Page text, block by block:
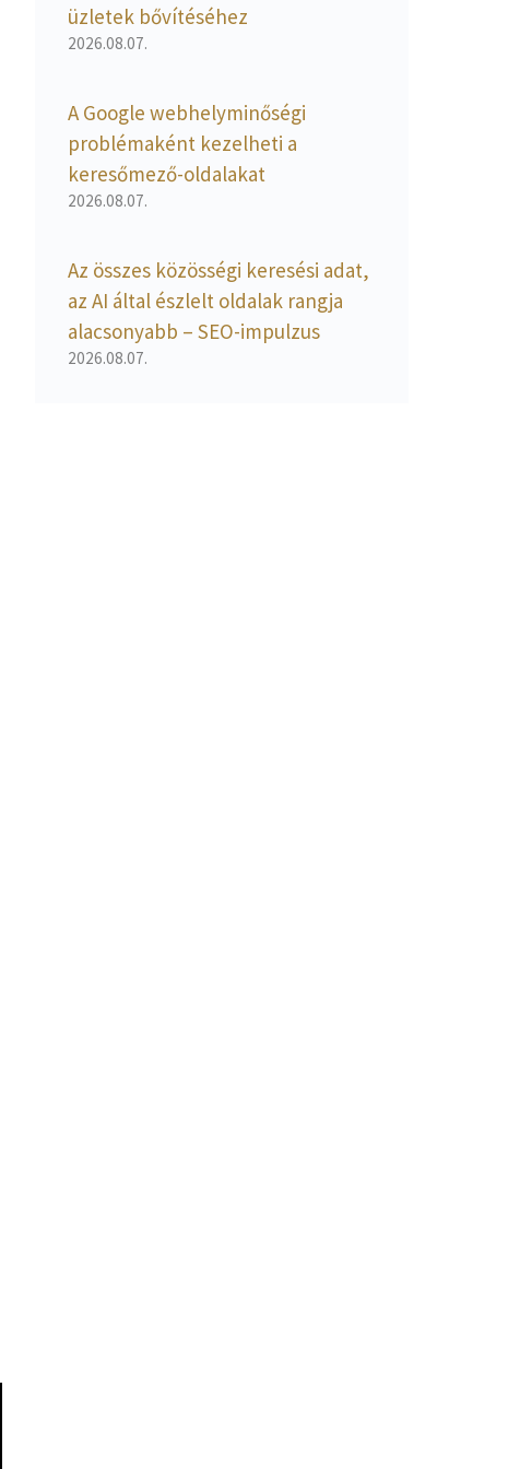
üzletek bővítéséhez
2026.08.07.
A Google webhelyminőségi
problémaként kezelheti a
keresőmező-oldalakat
2026.08.07.
Az összes közösségi keresési adat,
az AI által észlelt oldalak rangja
alacsonyabb – SEO-impulzus
2026.08.07.